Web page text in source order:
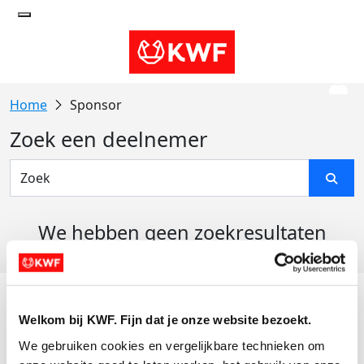
Welkom bij KWF. Fijn dat je onze website bezoekt.
We gebruiken cookies en vergelijkbare technieken om
Sponsor
Zoek een deelnemer
We hebben geen zoekresultaten
Actiematerialen
Evenementen